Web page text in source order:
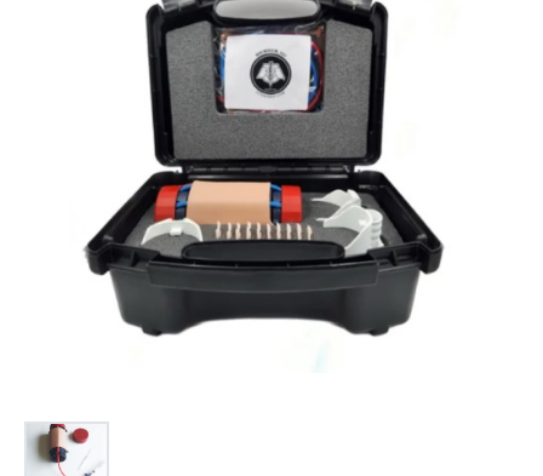
(Circulation)
(Hypothermia)
もっと見る
製品をキーワードで検索
検索
もっと見る
採用情報（外部サイトに移動します）
お問合せ
見積り
オンラインショップ
English 日本語